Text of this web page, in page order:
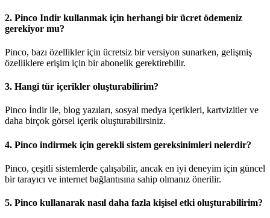
2. Pinco Indir kullanmak için herhangi bir ücret ödemeniz
gerekiyor mu?
Pinco, bazı özellikler için ücretsiz bir versiyon sunarken, gelişmiş
özelliklere erişim için bir abonelik gerektirebilir.
3. Hangi tür içerikler oluşturabilirim?
Pinco İndir ile, blog yazıları, sosyal medya içerikleri, kartvizitler ve
daha birçok görsel içerik oluşturabilirsiniz.
4. Pinco indirmek için gerekli sistem gereksinimleri nelerdir?
Pinco, çeşitli sistemlerde çalışabilir, ancak en iyi deneyim için güncel
bir tarayıcı ve internet bağlantısına sahip olmanız önerilir.
5. Pinco kullanarak nasıl daha fazla kişisel etki oluşturabilirim?